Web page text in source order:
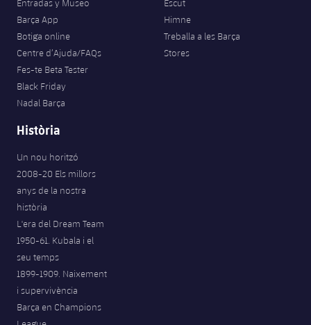
Entradas y Museo
Barça App
Botiga online
Centre d’Ajuda/FAQs
Fes-te Beta Tester
Black Friday
Nadal Barça
Escut
Himne
Treballa a les Barça
Stores
Història
Un nou horitzó
2008-20 Els millors
anys de la nostra
història
L'era del Dream Team
1950-61. Kubala i el
seu temps
1899-1909. Naixement
i supervivència
Barça en Champions